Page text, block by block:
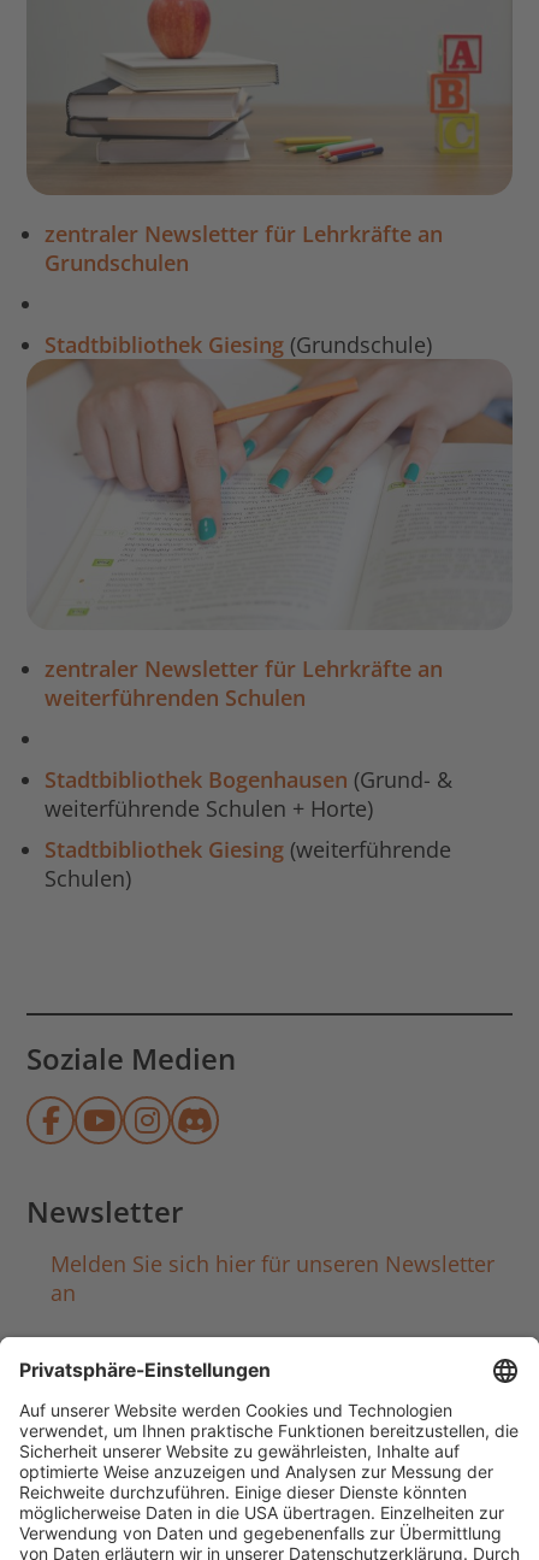
zentraler Newsletter für Lehrkräfte an
Grundschulen
Stadtbibliothek Giesing (Grundschule)
zentraler Newsletter für Lehrkräfte an
weiterführenden Schulen
Stadtbibliothek Bogenhausen (Grund- &
weiterführende Schulen + Horte)
Stadtbibliothek Giesing (weiterführende
Schulen)
Soziale Medien
Münchner Stadtbibliothek auf
Münchner Stadtbibliothek auf
Münchner Stadtbibliothek
Münchner
Newsletter
Melden Sie sich hier für unseren Newsletter
an
Häufig aufgerufen
Standorte & Öffnungszeiten
anmelden & ausleihen
Ausbildung & Karriere